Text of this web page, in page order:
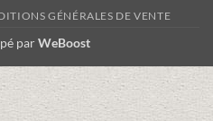
GÉNÉRALES DE VENTE
parWeBoost